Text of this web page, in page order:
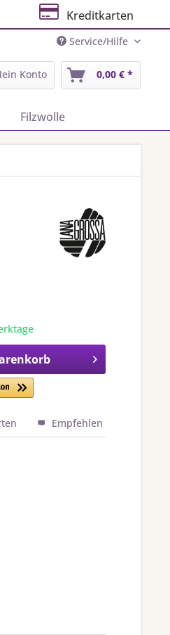
Kreditkarten
Service/Hilfe
Konto 0,00 € *
Filzwolle
Empfehlen